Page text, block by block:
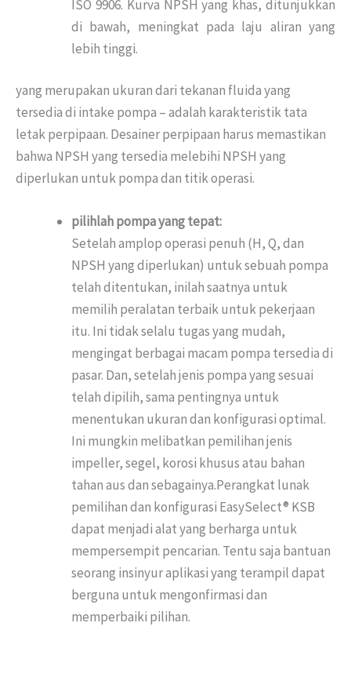
ISO 9906. Kurva NPSH yang khas, ditunjukkan
di bawah, meningkat pada laju aliran yang
lebih tinggi.
yang merupakan ukuran dari tekanan fluida yang
tersedia di intake pompa – adalah karakteristik tata
letak perpipaan. Desainer perpipaan harus memastikan
bahwa NPSH yang tersedia melebihi NPSH yang
diperlukan untuk pompa dan titik operasi.
pilihlah pompa yang tepat:
Setelah amplop operasi penuh (H, Q, dan
NPSH yang diperlukan) untuk sebuah pompa
telah ditentukan, inilah saatnya untuk
memilih peralatan terbaik untuk pekerjaan
itu. Ini tidak selalu tugas yang mudah,
mengingat berbagai macam pompa tersedia di
pasar. Dan, setelah jenis pompa yang sesuai
telah dipilih, sama pentingnya untuk
menentukan ukuran dan konfigurasi optimal.
Ini mungkin melibatkan pemilihan jenis
impeller, segel, korosi khusus atau bahan
tahan aus dan sebagainya.Perangkat lunak
pemilihan dan konfigurasi EasySelect® KSB
dapat menjadi alat yang berharga untuk
mempersempit pencarian. Tentu saja bantuan
seorang insinyur aplikasi yang terampil dapat
berguna untuk mengonfirmasi dan
memperbaiki pilihan.